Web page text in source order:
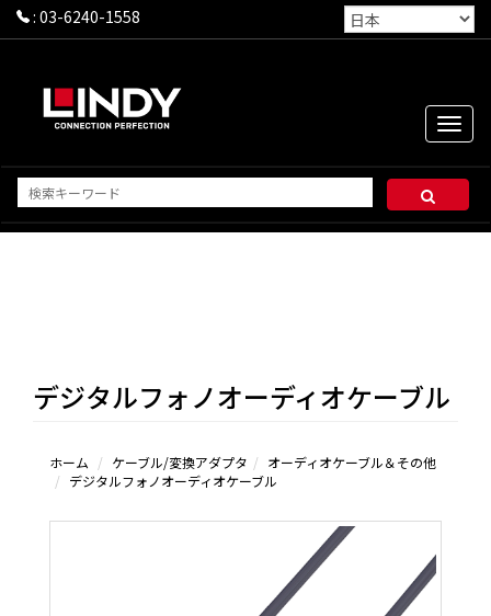
: 03-6240-1558
Toggle
デジタルフォノオーディオケーブル
ホーム ケーブル/変換アダプタ
オーディオケーブル＆その他
デジタルフォノオーディオケーブル